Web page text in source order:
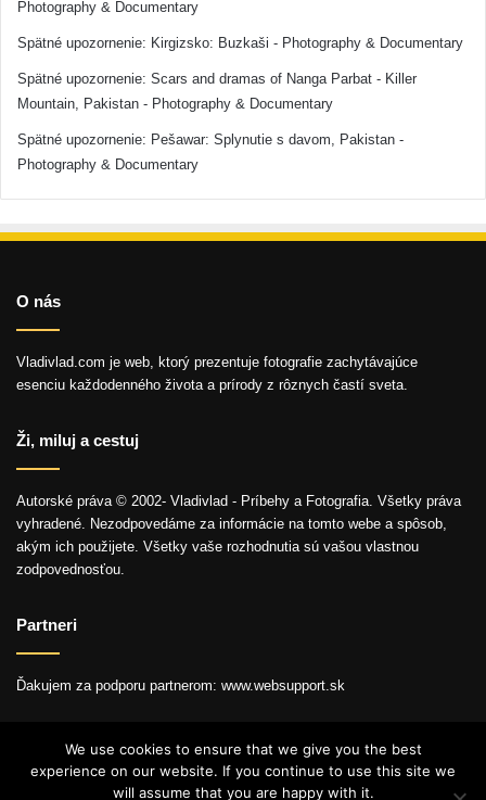
Photography & Documentary
Spätné upozornenie: Kirgizsko: Buzkaši - Photography & Documentary
Spätné upozornenie: Scars and dramas of Nanga Parbat - Killer
Mountain, Pakistan - Photography & Documentary
Spätné upozornenie: Pešawar: Splynutie s davom, Pakistan -
Photography & Documentary
O nás
Vladivlad.com je web, ktorý prezentuje fotografie zachytávajúce
esenciu každodenného života a prírody z rôznych častí sveta.
Ži, miluj a cestuj
Autorské práva © 2002- Vladivlad - Príbehy a Fotografia. Všetky práva
vyhradené. Nezodpovedáme za informácie na tomto webe a spôsob,
akým ich použijete. Všetky vaše rozhodnutia sú vašou vlastnou
zodpovednosťou.
Partneri
Ďakujem za podporu partnerom: www.websupport.sk
© Autorské práva2026, Všetky práva vyhradené.
We use cookies to ensure that we give you the best
experience on our website. If you continue to use this site we
will assume that you are happy with it.